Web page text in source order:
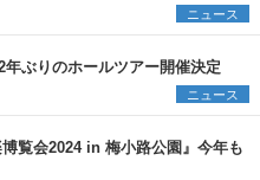
ニュース
ぶりのホールツアー開催決定
ニュース
覧会2024 in 梅小路公園』今年も